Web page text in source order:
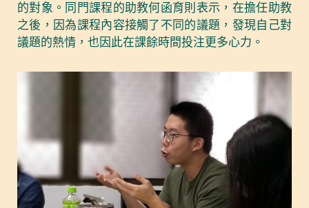
的對象。同門課程的助教何函育則表示，在擔任助教
之後，因為課程內容接觸了不同的議題，發現自己對
議題的熱情，也因此在課餘時間投注更多心力。